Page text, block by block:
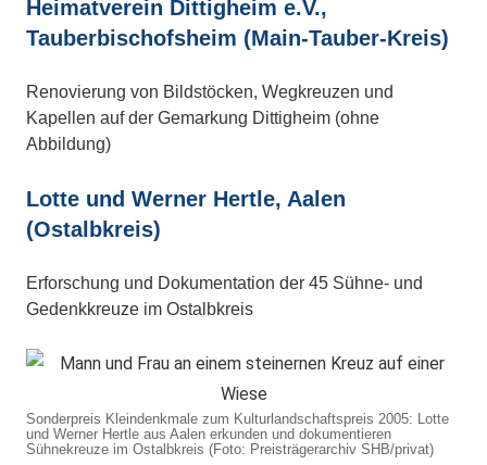
Heimatverein Dittigheim e.V.,
Tauberbischofsheim (Main-Tauber-Kreis)
Renovierung von Bildstöcken, Wegkreuzen und
Kapellen auf der Gemarkung Dittigheim (ohne
Abbildung)
Lotte und Werner Hertle, Aalen
(Ostalbkreis)
Erforschung und Dokumentation der 45 Sühne- und
Gedenkkreuze im Ostalbkreis
Sonderpreis Kleindenkmale zum Kulturlandschaftspreis 2005: Lotte
und Werner Hertle aus Aalen erkunden und dokumentieren
Sühnekreuze im Ostalbkreis (Foto: Preisträgerarchiv SHB/privat)